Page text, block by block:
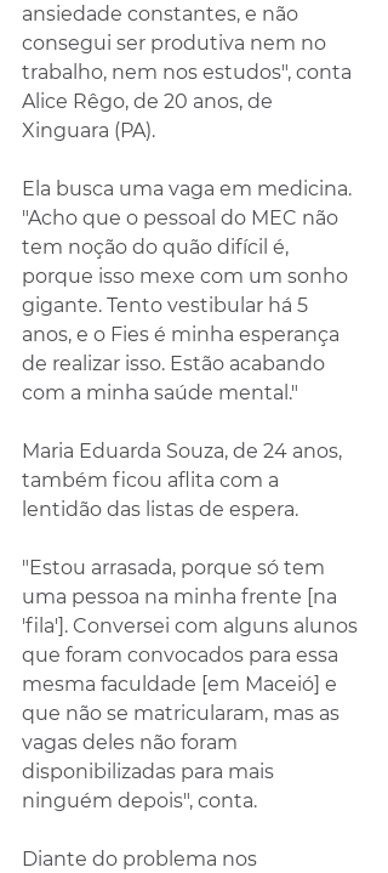
ansiedade constantes, e não
consegui ser produtiva nem no
trabalho, nem nos estudos", conta
Alice Rêgo, de 20 anos, de
Xinguara (PA).
Ela busca uma vaga em medicina.
"Acho que o pessoal do MEC não
tem noção do quão difícil é,
porque isso mexe com um sonho
gigante. Tento vestibular há 5
anos, e o Fies é minha esperança
de realizar isso. Estão acabando
com a minha saúde mental."
Maria Eduarda Souza, de 24 anos,
também ficou aflita com a
lentidão das listas de espera.
"Estou arrasada, porque só tem
uma pessoa na minha frente [na
'fila']. Conversei com alguns alunos
que foram convocados para essa
mesma faculdade [em Maceió] e
que não se matricularam, mas as
vagas deles não foram
disponibilizadas para mais
ninguém depois", conta.
Diante do problema nos